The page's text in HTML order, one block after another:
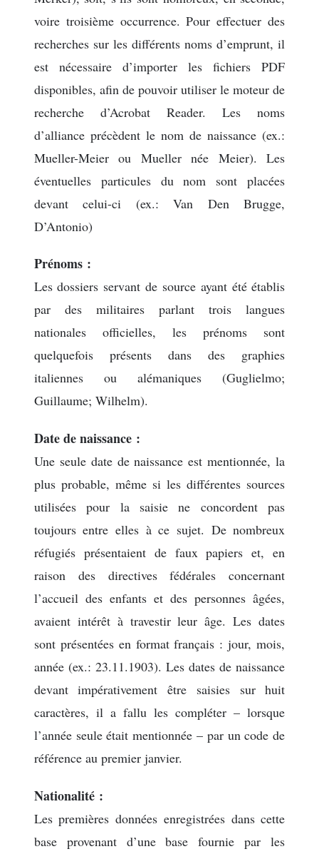
voire troisième occurrence. Pour effectuer des
recherches sur les différents noms d’emprunt, il
est nécessaire d’importer les fichiers PDF
disponibles, afin de pouvoir utiliser le moteur de
recherche d’Acrobat Reader. Les noms
d’alliance précèdent le nom de naissance (ex.:
Mueller-Meier ou Mueller née Meier). Les
éventuelles particules du nom sont placées
devant celui-ci (ex.: Van Den Brugge,
D’Antonio)
Prénoms :
Les dossiers servant de source ayant été établis
par des militaires parlant trois langues
nationales officielles, les prénoms sont
quelquefois présents dans des graphies
italiennes ou alémaniques (Guglielmo;
Guillaume; Wilhelm).
Date de naissance :
Une seule date de naissance est mentionnée, la
plus probable, même si les différentes sources
utilisées pour la saisie ne concordent pas
toujours entre elles à ce sujet. De nombreux
réfugiés présentaient de faux papiers et, en
raison des directives fédérales concernant
l’accueil des enfants et des personnes âgées,
avaient intérêt à travestir leur âge. Les dates
sont présentées en format français : jour, mois,
année (ex.: 23.11.1903). Les dates de naissance
devant impérativement être saisies sur huit
caractères, il a fallu les compléter – lorsque
l’année seule était mentionnée – par un code de
référence au premier janvier.
Nationalité :
Les premières données enregistrées dans cette
base provenant d’une base fournie par les